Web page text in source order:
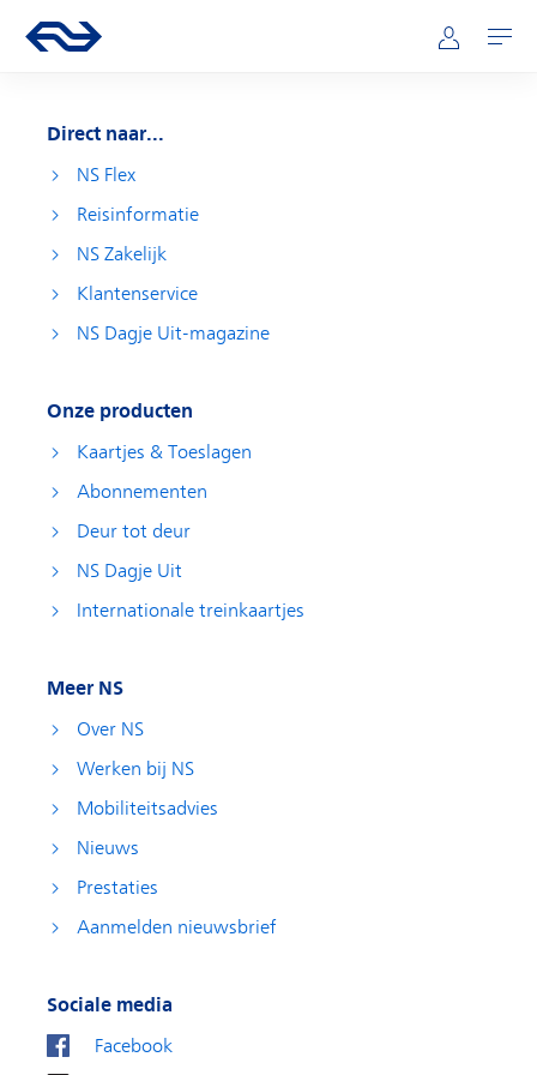
Hoofdnavigatie
Ga naar de homepage van ns.nl Mijn NS
Openen
Direct naar...
NS Flex
Reisinformatie
NS Zakelijk
Klantenservice
NS Dagje Uit-magazine
Onze producten
Kaartjes & Toeslagen
Abonnementen
Deur tot deur
NS Dagje Uit
Internationale treinkaartjes
Meer NS
Over NS
Werken bij NS
Mobiliteitsadvies
Nieuws
Prestaties
Aanmelden nieuwsbrief
Sociale media
Facebook